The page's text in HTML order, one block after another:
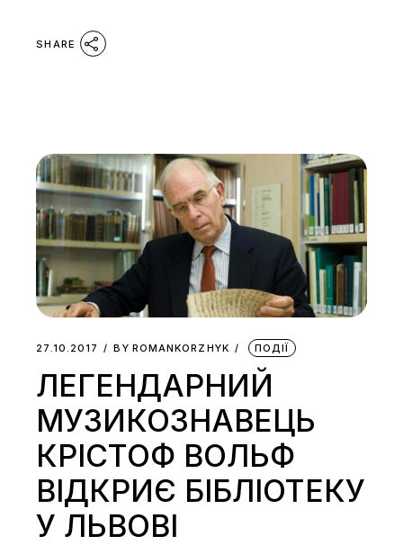
SHARE
27.10.2017 BY ROMANKORZHYK ПОДІЇ
ЛЕГЕНДАРНИЙ
МУЗИКОЗНАВЕЦЬ
КРІСТОФ ВОЛЬФ
ВІДКРИЄ БІБЛІОТЕКУ
У ЛЬВОВІ